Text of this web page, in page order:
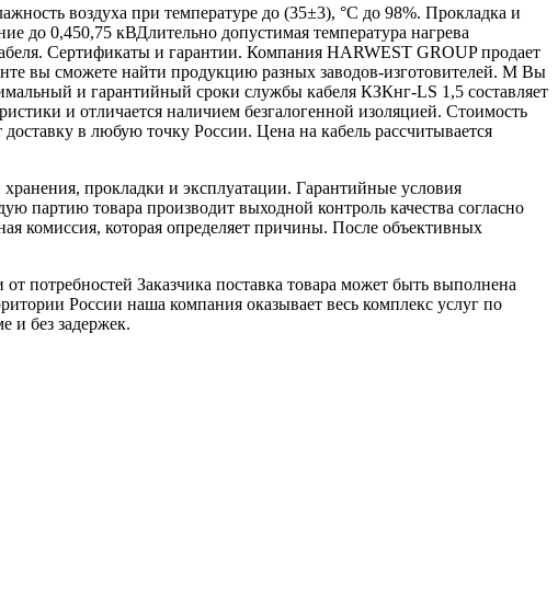
воздуха при температуре до (35±3), °С до 98%. Прокладка и
до 0,450,75 кВДлительно допустимая температура нагрева
Сертификаты и гарантии. Компания HARWEST GROUP продает
вы сможете найти продукцию разных заводов-изготовителей. М Вы
и гарантийный сроки службы кабеля КЗКнг-LS 1,5 составляет
и отличается наличием безгалогенной изоляцией. Стоимость
в любую точку России. Цена на кабель рассчитывается
прокладки и эксплуатации. Гарантийные условия
партию товара производит выходной контроль качества согласно
комиссия, которая определяет причины. После объективных
потребностей Заказчика поставка товара может быть выполнена
России наша компания оказывает весь комплекс услуг по
и без задержек.